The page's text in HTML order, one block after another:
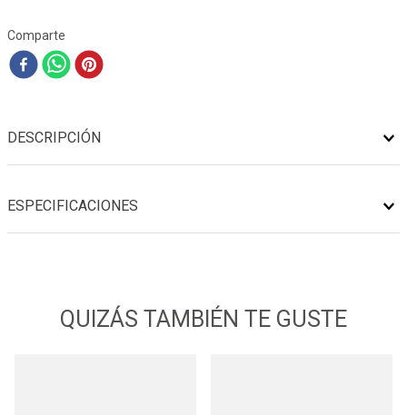
Comparte
DESCRIPCIÓN
ESPECIFICACIONES
QUIZÁS TAMBIÉN TE GUSTE